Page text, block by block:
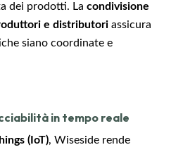
dei prodotti. La condivisione
e distributori assicura
siano coordinate e
in tempo reale
(IoT), Wiseside rende